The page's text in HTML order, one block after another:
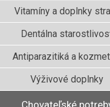
Vitamíny a doplnky
Dentálna
Antiparazitiká a
Výživové doplnky
Chovateľské